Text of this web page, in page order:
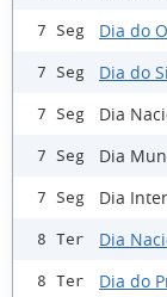
7 Seg Dia do
7 Seg Dia do
7 Seg Dia
7 Seg Dia
7 Seg Dia
8 Ter Dia
8 Ter Dia do